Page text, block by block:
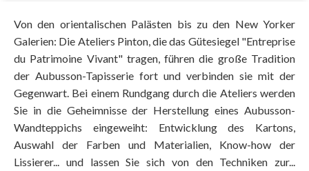
Von den orientalischen Palästen bis zu den New Yorker
Galerien: Die Ateliers Pinton, die das Gütesiegel "Entreprise
du Patrimoine Vivant" tragen, führen die große Tradition
der Aubusson-Tapisserie fort und verbinden sie mit der
Gegenwart. Bei einem Rundgang durch die Ateliers werden
Sie in die Geheimnisse der Herstellung eines Aubusson-
Wandteppichs eingeweiht: Entwicklung des Kartons,
Auswahl der Farben und Materialien, Know-how der
Lissierer... und lassen Sie sich von den Techniken zur...